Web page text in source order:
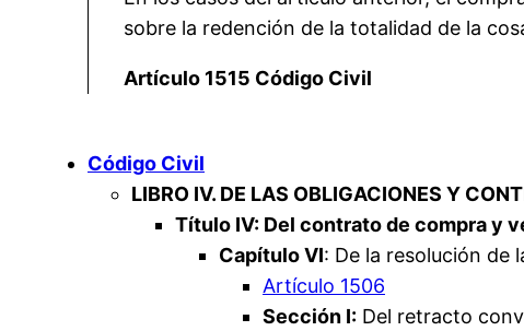
sobre la redención de la totalidad de la
Artículo 1515 Código Civil
Código Civil
LIBRO IV. DE LAS OBLIGACIONES Y
Título IV: Del contrato de compra y
Capítulo VI: De la resolución de
Artículo 1506
Sección I: Del retracto